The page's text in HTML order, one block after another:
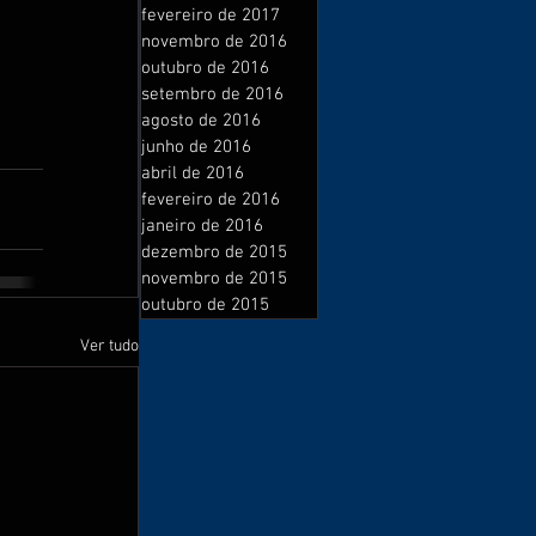
Ver tudo
fevereiro de 2017
novembro de 2016
outubro de 2016
setembro de 2016
agosto de 2016
junho de 2016
abril de 2016
fevereiro de 2016
janeiro de 2016
dezembro de 2015
novembro de 2015
outubro de 2015